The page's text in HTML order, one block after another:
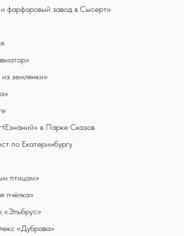
фарфоровый завод в Сысерти
землянки»
в Парке Сказов
по Екатеринбургу
птицам»
пчёлка»
«Эльбрус»
«Дубрава»